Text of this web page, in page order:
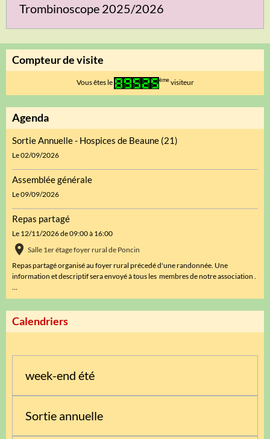
Trombinoscope 2025/2026
Compteur de visite
Vous êtes le èmevisiteur
Agenda
Sortie Annuelle - Hospices de Beaune (21)
Le 02/09/2026
Assemblée générale
Le 09/09/2026
Repas partagé
Le 12/11/2026de 09:00à 16:00
Salle 1er étage foyer rural de Poncin
Repas partagé organisé au foyer rural précedé d'une randonnée. Une
information et descriptif sera envoyé à tous les membres de notre association .
Calendriers
week-end été
Sortie annuelle